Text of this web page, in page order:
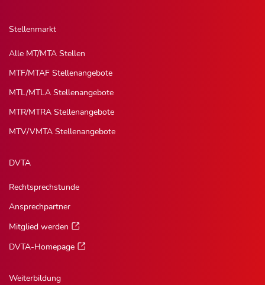
Stellenmarkt
Alle MT/MTA Stellen
MTF/MTAF Stellenangebote
MTL/MTLA Stellenangebote
MTR/MTRA Stellenangebote
MTV/VMTA Stellenangebote
DVTA
Rechtsprechstunde
Ansprechpartner
Mitglied werden
DVTA-Homepage
Weiterbildung